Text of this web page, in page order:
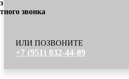
звонка
ИЛИ ПОЗВОНИТЕ
+7 (951) 832-44-89